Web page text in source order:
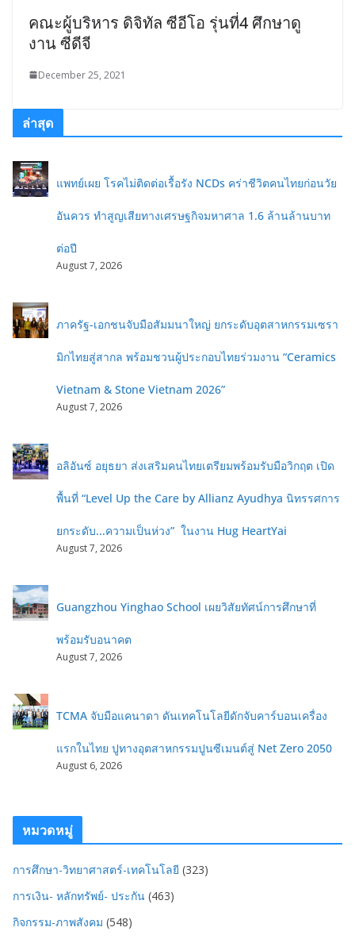
คณะผู้บริหาร ดิจิทัล ซีอีโอ รุ่นที่4 ศึกษาดู
งาน ซีดีจี
December 25, 2021
ล่าสุด
แพทย์เผย โรคไม่ติดต่อเรื้อรัง NCDs คร่าชีวิตคนไทยก่อนวัย
อันควร ทำสูญเสียทางเศรษฐกิจมหาศาล 1.6 ล้านล้านบาท
ต่อปี
August 7, 2026
ภาครัฐ-เอกชนจับมือสัมมนาใหญ่ ยกระดับอุตสาหกรรมเซรา
มิกไทยสู่สากล พร้อมชวนผู้ประกอบไทยร่วมงาน “Ceramics
Vietnam & Stone Vietnam 2026”
August 7, 2026
อลิอันซ์ อยุธยา ส่งเสริมคนไทยเตรียมพร้อมรับมือวิกฤต เปิด
พื้นที่ “Level Up the Care by Allianz Ayudhya นิทรรศการ
ยกระดับ...ความเป็นห่วง” ในงาน Hug HeartYai
August 7, 2026
Guangzhou Yinghao School เผยวิสัยทัศน์การศึกษาที่
พร้อมรับอนาคต
August 7, 2026
TCMA จับมือแคนาดา ดันเทคโนโลยีดักจับคาร์บอนเครื่อง
แรกในไทย ปูทางอุตสาหกรรมปูนซีเมนต์สู่ Net Zero 2050
August 6, 2026
หมวดหมู่
การศึกษา-วิทยาศาสตร์-เทคโนโลยี (323)
การเงิน- หลักทรัพย์- ประกัน (463)
กิจกรรม-ภาพสังคม (548)